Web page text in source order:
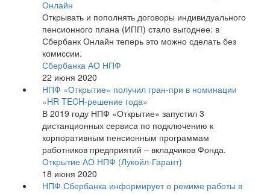
Онлайн
Открывать и пополнять договоры индивидуального
пенсионного плана (ИПП) стало выгоднее: в
Сбербанк Онлайн теперь это можно сделать без
комиссии.
Сбербанка АО НПФ
22 июня 2020
НПФ «Открытие» получил гран-при в номинации
«HR TECH-решение года»
В 2019 году НПФ «Открытие» запустил 3
дистанционных сервиса по подключению к
корпоративным пенсионным программам
работников предприятий – вкладчиков Фонда.
Открытие АО НПФ (Лукойл-Гарант)
18 июня 2020
НПФ Сбербанка информирует о режиме работы в